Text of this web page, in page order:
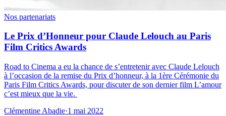
Nos partenariats
Le Prix d’Honneur pour Claude Lelouch au Paris
Film Critics Awards
Road to Cinema a eu la chance de s’entretenir avec Claude Lelouch
à l’occasion de la remise du Prix d’honneur, à la 1ère Cérémonie du
Paris Film Critics Awards, pour discuter de son dernier film L’amour
c’est mieux que la vie.
Clémentine Abadie·1 mai 2022